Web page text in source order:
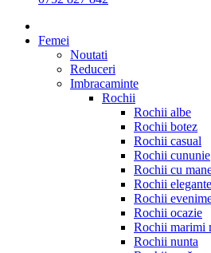
Femei
Noutati
Reduceri
Imbracaminte
Rochii
Rochii albe
Rochii botez
Rochii casual
Rochii cununie
Rochii cu
Rochii elegante
Rochii
Rochii ocazie
Rochii marimi
Rochii nunta